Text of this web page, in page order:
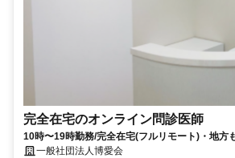
完全在宅のオンライン問診医師
10時〜19時勤務/完全在宅(フルリモート)・地方
業務一般社団法人博愛会